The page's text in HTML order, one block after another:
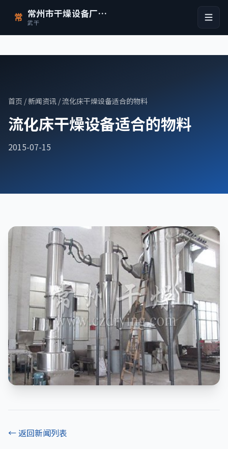
常 常州市干燥设备厂有限公司
武干
首页 /新闻资讯 / 流化床干燥设备适合的物料
流化床干燥设备适合的物料
2015-07-15
← 返回新闻列表